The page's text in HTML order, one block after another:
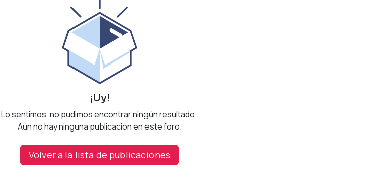
¡Uy!
Lo sentimos, no pudimos encontrar ningún resultado .
Aún no hay ninguna publicación en este foro.
Volver a la lista de publicaciones